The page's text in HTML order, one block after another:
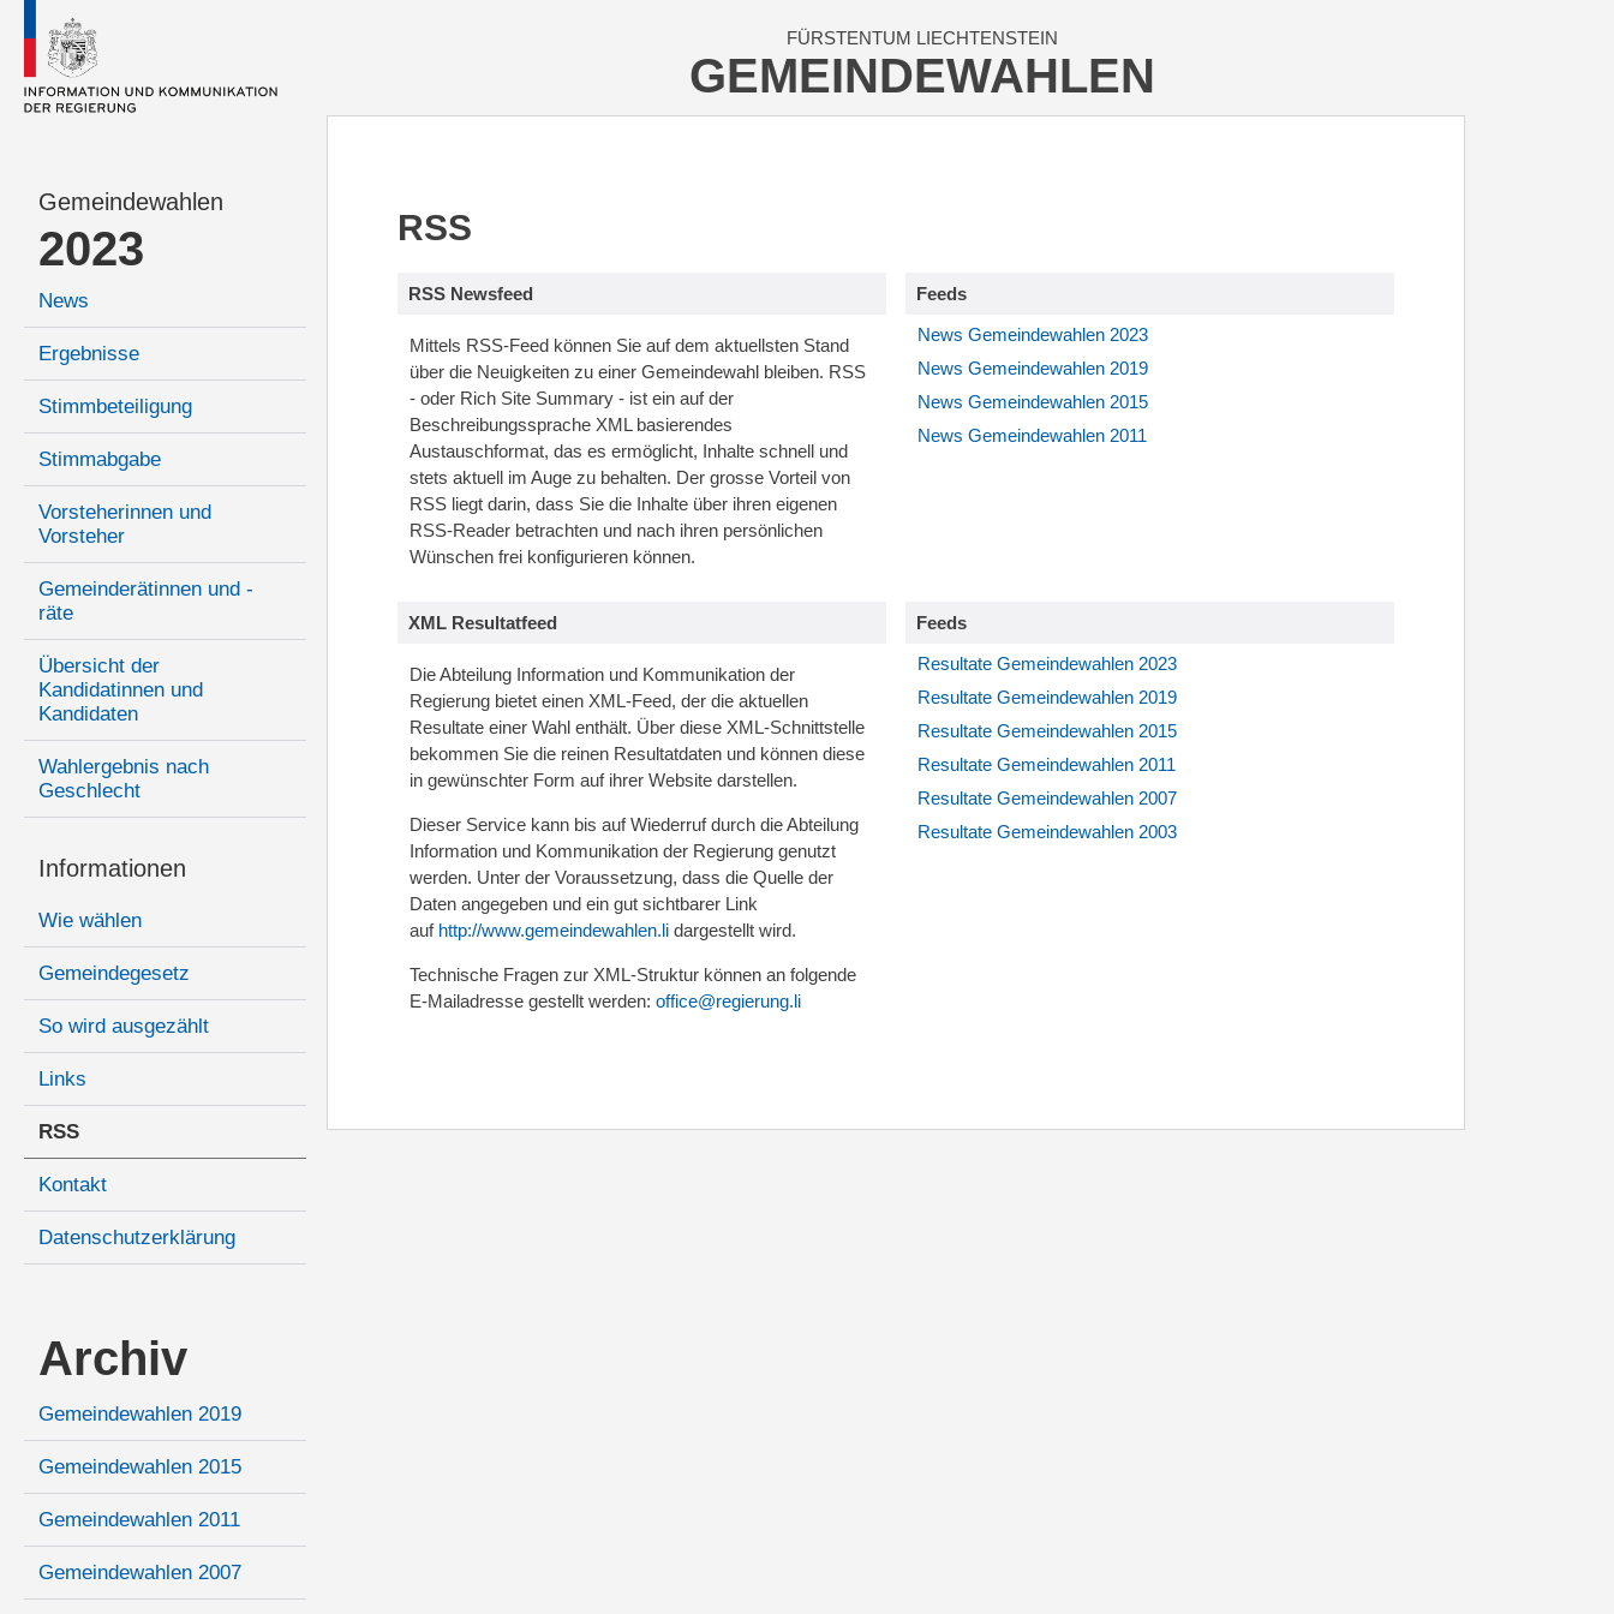
FÜRSTENTUM LIECHTENSTEIN
GEMEINDEWAHLEN
Gemeindewahlen
2023
News
Ergebnisse
Stimmbeteiligung
Stimmabgabe
Vorsteherinnen und
Vorsteher
Gemeinderätinnen und -
räte
Übersicht der
Kandidatinnen und
Kandidaten
Wahlergebnis nach
Geschlecht
Informationen
Wie wählen
Gemeindegesetz
So wird ausgezählt
Links
RSS
Kontakt
Datenschutzerklärung
Archiv
Gemeindewahlen 2019
Gemeindewahlen 2015
Gemeindewahlen 2011
Gemeindewahlen 2007
RSS
RSS Newsfeed
Mittels RSS-Feed können Sie auf dem aktuellsten Stand
über die Neuigkeiten zu einer Gemeindewahl bleiben. RSS
- oder Rich Site Summary - ist ein auf der
Beschreibungssprache XML basierendes
Austauschformat, das es ermöglicht, Inhalte schnell und
stets aktuell im Auge zu behalten. Der grosse Vorteil von
RSS liegt darin, dass Sie die Inhalte über ihren eigenen
RSS-Reader betrachten und nach ihren persönlichen
Wünschen frei konfigurieren können.
Feeds
News Gemeindewahlen 2023
News Gemeindewahlen 2019
News Gemeindewahlen 2015
News Gemeindewahlen 2011
XML Resultatfeed
Die Abteilung Information und Kommunikation der
Regierung bietet einen XML-Feed, der die aktuellen
Resultate einer Wahl enthält. Über diese XML-Schnittstelle
bekommen Sie die reinen Resultatdaten und können diese
in gewünschter Form auf ihrer Website darstellen.
Dieser Service kann bis auf Wiederruf durch die Abteilung
Information und Kommunikation der Regierung genutzt
werden. Unter der Voraussetzung, dass die Quelle der
Daten angegeben und ein gut sichtbarer Link
auf http://www.gemeindewahlen.lidargestellt wird.
Technische Fragen zur XML-Struktur können an folgende
E-Mailadresse gestellt werden: office@regierung.li
Feeds
Resultate Gemeindewahlen 2023
Resultate Gemeindewahlen 2019
Resultate Gemeindewahlen 2015
Resultate Gemeindewahlen 2011
Resultate Gemeindewahlen 2007
Resultate Gemeindewahlen 2003